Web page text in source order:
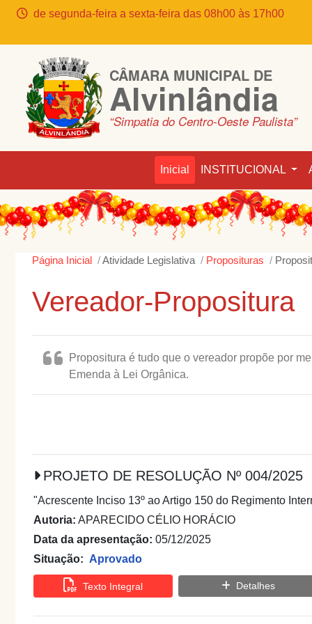
de segunda-feira a sexta-feira das 08h00 às 17h00
CÂMARA MUNICIPAL DE
Alvinlândia
“Simpatia do Centro-Oeste Paulista”
Inicial INSTITUCIONAL
Página Inicial Atividade Legislativa Proposituras
Vereador-Propositura
Propositura é tudo que o vereador propõe por
Emenda à Lei Orgânica.
PROJETO DE RESOLUÇÃO Nº 004/2025
"Acrescente Inciso 13º ao Artigo 150 do Regimento
Autoria: APARECIDO CÉLIO HORÁCIO
Data da apresentação: 05/12/2025
Situação: Aprovado
Texto Integral Detalhes